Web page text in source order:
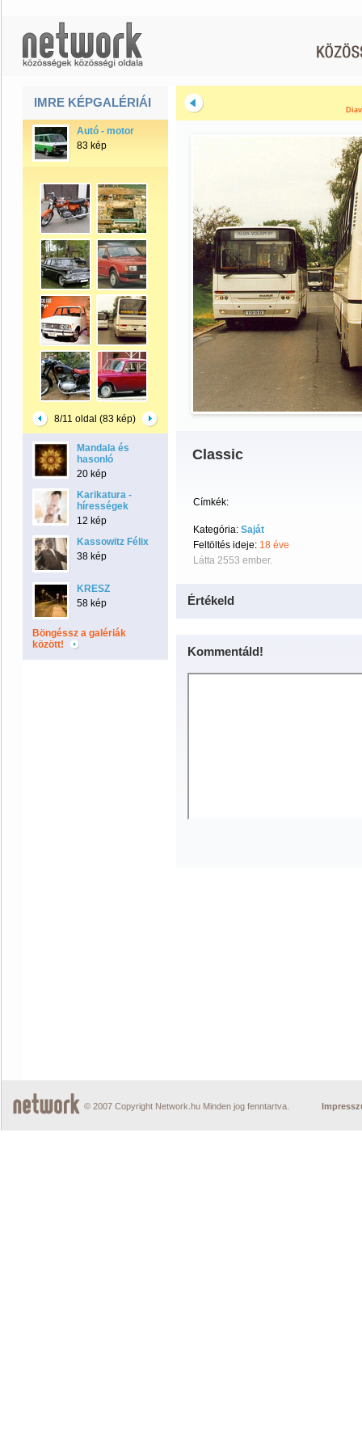
IMRE KÉPGALÉRIÁI
Autó - motor
83 kép
8/11 oldal (83 kép)
Mandala és
hasonló
20 kép
Karikatura -
hírességek
12 kép
Kassowitz Félix
38 kép
KRESZ
58 kép
Böngéssz a galériák
között!
Classic
Címkék:
Kategória: Saját
Feltöltés ideje: 18 éve
Látta 2553 ember.
Értékeld
Kommentáld!
© 2007 Copyright Network.hu Minden jog fenntartva.